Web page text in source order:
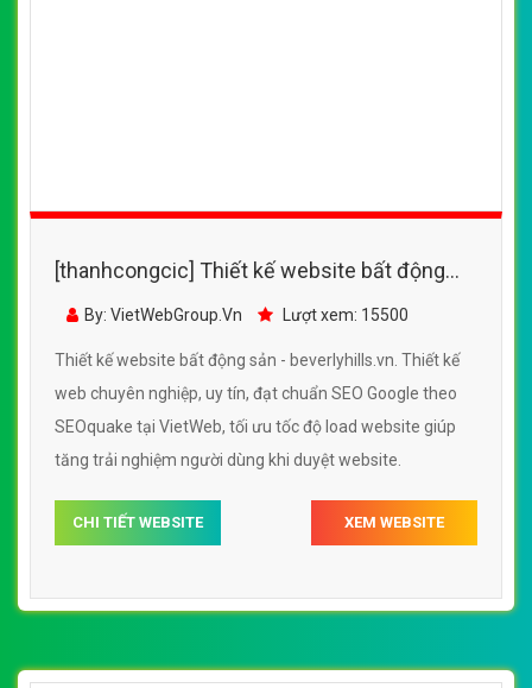
[thanhcongcic] Thiết kế website bất động
sản - beverlyhills.vn đẹp SEO tốt
By: VietWebGroup.Vn Lượt xem: 15500
Thiết kế website bất động sản - beverlyhills.vn. Thiết kế
web chuyên nghiệp, uy tín, đạt chuẩn SEO Google theo
SEOquake tại VietWeb, tối ưu tốc độ load website giúp
tăng trải nghiệm người dùng khi duyệt website.
CHI TIẾT WEBSITE XEM WEBSITE